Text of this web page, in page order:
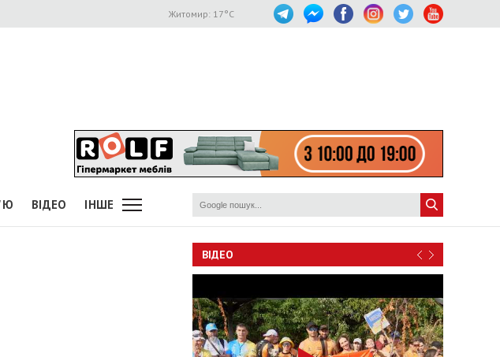
Житомир: 17°C
ВІДЕО ІНШЕ
ВІДЕО